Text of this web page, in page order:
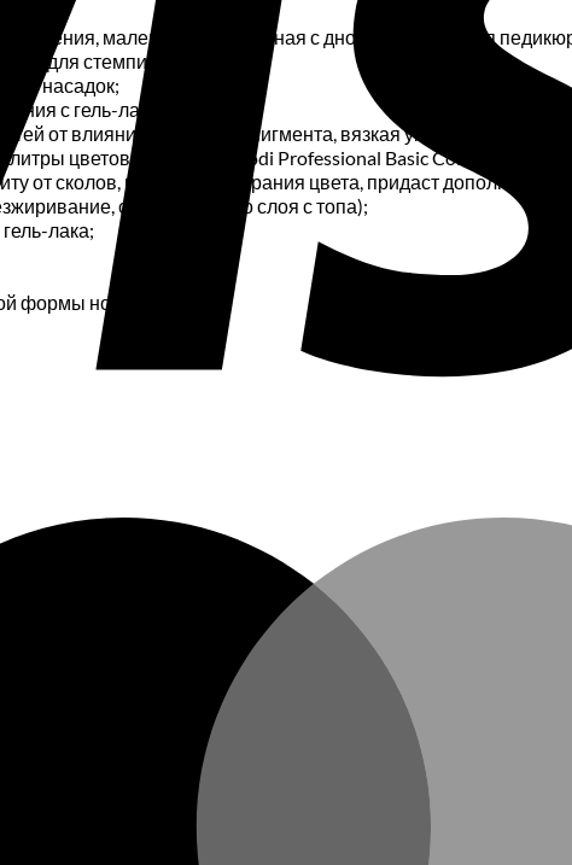
маленькая компактная с дном, подойдет для
для стемпинга;
насадок;
с гель-лаком;
от влияния красящего пигмента, вязкая укрепляющая/;
цветов гель-лаков Kodi Professional Basic Collection;
от сколов, царапин, выгорания цвета, придаст
снятие липкого слоя с топа);
лака;
формы ногтям;